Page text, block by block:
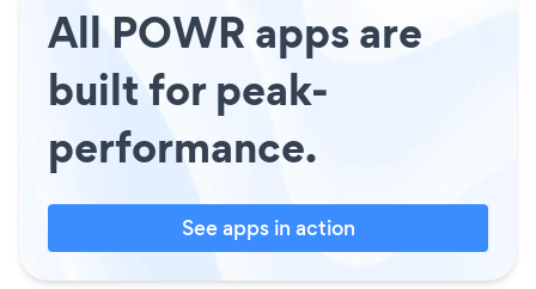
All POWR apps are
built for peak-
performance.
See apps in action